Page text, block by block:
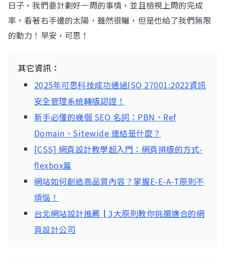
日子，我們要計劃好一周的事情，並且檢視上周的完成
率，看著右手邊的太陽，雖然很曬，但是也給了我們無限
的動力！早安，可思！
其它資訊：
2025年可思科技成功通過ISO 27001:2022資訊
安全管理系統轉版認證！
新手必懂的幾個 SEO 名詞：PBN、Ref
Domain、Sitewide 連結是什麼？
[CSS] 網頁設計教學超入門：網頁排版的方式-
flexbox篇
網站如何創造高品質內容？掌握E-E-A-T原則不
煩惱！
台北網站設計推薦┃3大原則教你挑選適合的網
頁設計公司